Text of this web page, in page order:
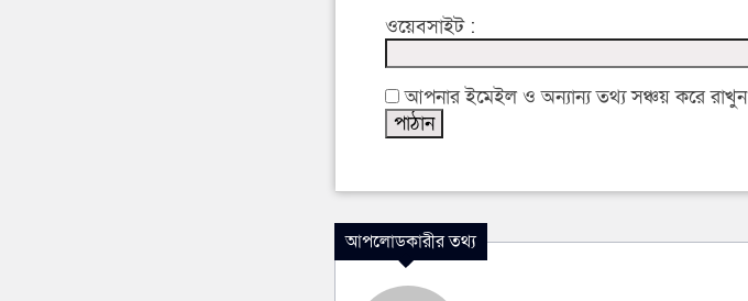
ওয়েবসাইট :
আপনার ইমেইল ও অন্যান্য তথ্য সঞ্চয় করে রাখুন
আপলোডকারীর তথ্য